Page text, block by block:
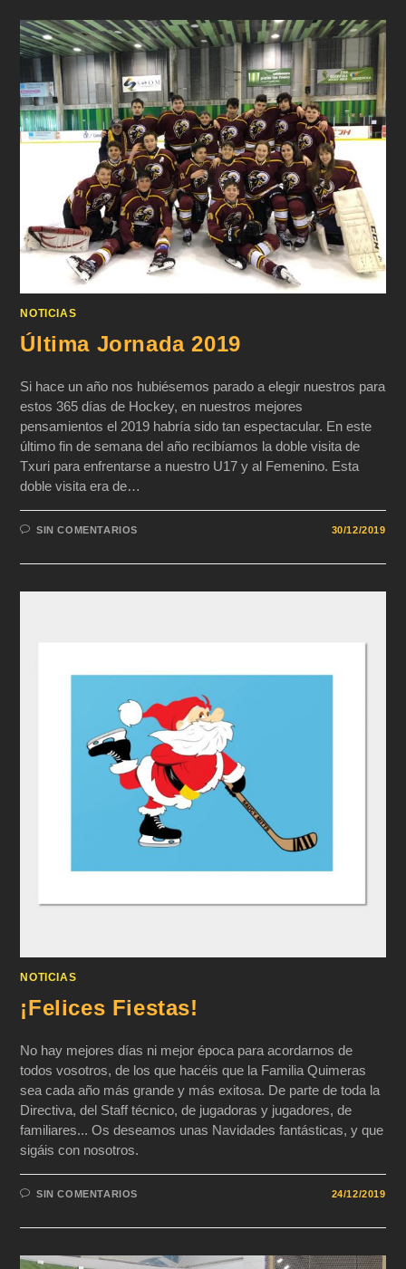
NOTICIAS
Última Jornada 2019
Si hace un año nos hubiésemos parado a elegir nuestros para
estos 365 días de Hockey, en nuestros mejores
pensamientos el 2019 habría sido tan espectacular. En este
último fin de semana del año recibíamos la doble visita de
Txuri para enfrentarse a nuestro U17 y al Femenino. Esta
doble visita era de…
SIN COMENTARIOS 30/12/2019
NOTICIAS
¡Felices Fiestas!
No hay mejores días ni mejor época para acordarnos de
todos vosotros, de los que hacéis que la Familia Quimeras
sea cada año más grande y más exitosa. De parte de toda la
Directiva, del Staff técnico, de jugadoras y jugadores, de
familiares... Os deseamos unas Navidades fantásticas, y que
sigáis con nosotros.
SIN COMENTARIOS 24/12/2019